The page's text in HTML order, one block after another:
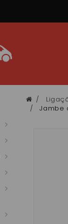
Jambe